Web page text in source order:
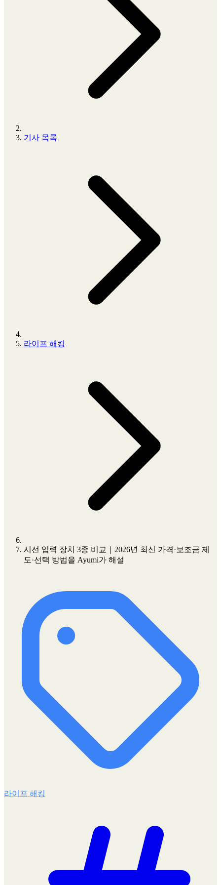
기사 목록
라이프 해킹
시선 입력 장치 3종 비교｜2026년 최신 가격·보조금 제
도·선택 방법을 Ayumi가 해설
라이프 해킹